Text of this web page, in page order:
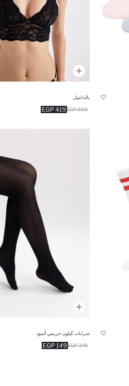
بالدانتيل
419 EGP 899 EGP
شرابات كيلون حريمي أسود
149 EGP 349 EGP